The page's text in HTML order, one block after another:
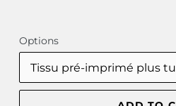
Options